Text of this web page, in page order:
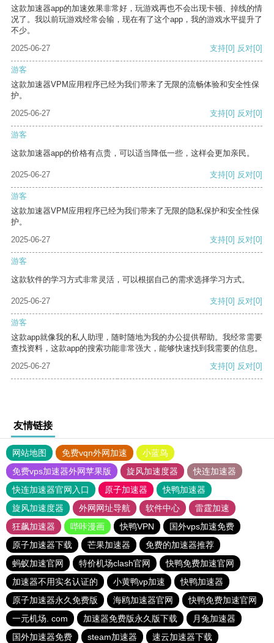
这款加速器app的加速效果非常好，玩游戏再也不会出现卡顿、掉线的情
况了。我以前玩游戏经常会输，现在有了这个app，我的游戏水平提升了
不少。
2025-06-27
支持[0] 反对[0]
游客
这款加速器VPM应用程序已经为我们带来了无限的流畅体验和安全性保
护。
2025-06-27
支持[0] 反对[0]
游客
这款加速器app的价格有点贵，可以适当降低一些，这样会更加亲民。
2025-06-27 支持[0] 反对[0]
游客
这款加速器VPM应用程序已经为我们带来了无限的隐私保护和安全性保
护。
2025-06-27
支持[0] 反对[0]
游客
这款软件的学习方式非常灵活，可以根据自己的需求选择学习方式。
2025-06-27 支持[0] 反对[0]
游客
这款app就像我的私人助理，随时随地为我的办公提供帮助。我经常需要
查找资料，这款app的搜索功能非常强大，能够快速找到我需要的信息。
2025-06-27
支持[0] 反对[0]
友情链接
网站地图 免费vqn外网加速
小蓝鸟
免费vps加速器外网苹果版
旋风加速度器
快连加速器
快连加速器官网入口
原子加速器
快鸭加速器
旋风加速度器
外网网址导航 软件中心
雷霆加速
狂飙加速器
哔咔漫画 快鸭VPN
国外vps加速免费
原子加速器下载
芒果加速器
免费的加速器推荐
蚂蚁加速官网
特价机场clash官网
快鸭免费加速官网
加速器不用实名认证的
小黄鸭vp加速
快鸭加速器
原子加速器永久免费版
海鸥加速器官网
快鸭免费加速官网
一元机场. com
加速器免费版永久版下载
月兔加速器
国外加速器免费
steam加速器 速云加速器下载